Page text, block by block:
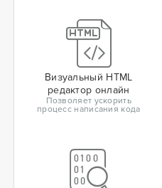
Визуальный HTML
редактор онлайн
Позволяет ускорить
процесс написания кода